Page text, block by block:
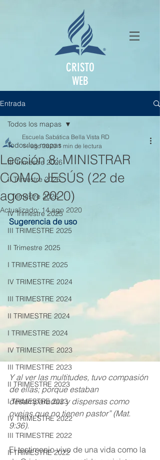
CRISTO
WEB
Entrada
Todos los mapas
III Trimestre 2026
II Trimestre 2026
I Trimestre 2026
IV Trimestre 2025
III TRIMESTRE 2025
II Trimestre 2025
I TRIMESTRE 2025
IV TRIMESTRE 2024
III TRIMESTRE 2024
II TRIMESTRE 2024
I TRIMESTRE 2024
IV TRIMESTRE 2023
III TRIMESTRE 2023
II TRIMESTRE 2023
I TRIMESTRE 2023
IV TRIMESTRE 2022
III TRIMESTRE 2022
II TRIMESTRE 2022
Todos los mapas
Lección 8: MINISTRAR
COMO JESÚS (22 de
agosto 2020)
Escuela Sabática Bella Vista RD
14 ago 2020 1 min de lectura
Actualizado:14 ago 2020
Sugerencia de uso
Y al ver las multitudes, tuvo compasión
de ellas; porque estaban
desamparadas y dispersas como
ovejas que no tienen pastor” (Mat.
9:36).
El testimonio vivo de una vida como la